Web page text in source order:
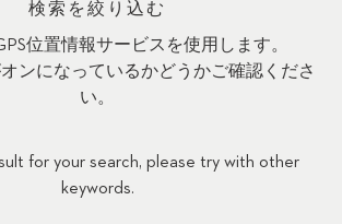
検索を絞り込む
位置情報サービスを使用します。
ンになっているかどうかご確認くださ
い。
for your search, please try with other
keywords.